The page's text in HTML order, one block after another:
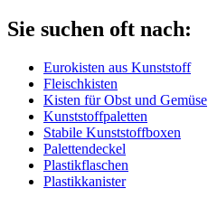
Sie suchen oft nach:
Eurokisten aus Kunststoff
Fleischkisten
Kisten für Obst und Gemüse
Kunststoffpaletten
Stabile Kunststoffboxen
Palettendeckel
Plastikflaschen
Plastikkanister